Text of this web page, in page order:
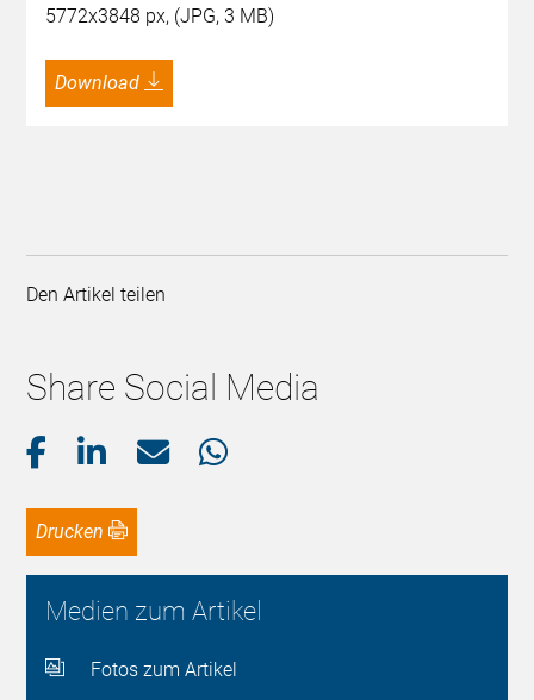
5772x3848 px, (JPG, 3 MB)
Download
Den Artikel teilen
Share Social Media
Drucken
Medien zum Artikel
Fotos zum Artikel